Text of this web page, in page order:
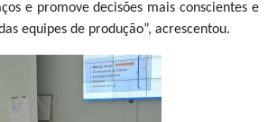
e promove decisões mais conscientes e
equipes de produção”, acrescentou.